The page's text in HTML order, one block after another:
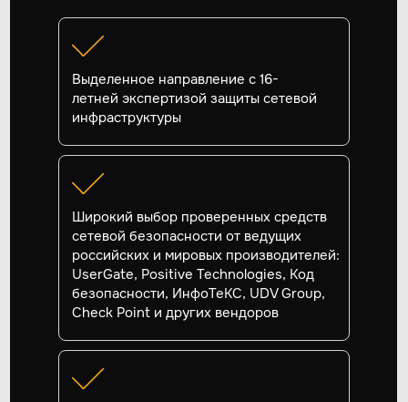
Выделенное направление с 16-
летней экспертизой защиты сетевой
инфраструктуры
Широкий выбор проверенных средств
сетевой безопасности от ведущих
российских и мировых производителей:
UserGate, Positive Technologies, Код
безопасности, ИнфоТеКС, UDV Group,
Check Point и других вендоров